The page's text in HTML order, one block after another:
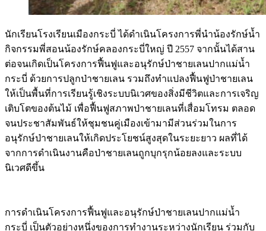
นักเรียนโรงเรียนเมืองกระบี่ ได้ดำเนินโครงการพี่นำน้องรักษ์น้ำ
กิจกรรมพี่สอนน้องรักษ์คลองกระบี่ใหญ่ ปี 2557 จากนั้นได้สาน
ต่อจนเกิดเป็นโครงการฟื้นฟูและอนุรักษ์ป่าชายเลนปากแม่น้ำ
กระบี่ ด้วยการปลูกป่าชายเลน รวมถึงทำแปลงฟื้นฟูป่าชายเลน
ให้เป็นพื้นที่การเรียนรู้เชิงระบบนิเวศของสิ่งมีชีวิตและการเจริญ
เติบโตของต้นไม้ เพื่อฟื้นฟูสภาพป่าชายเลนที่เสื่อมโทรม ตลอด
จนประชาสัมพันธ์ให้ชุมชนคู่เมืองเข้ามามีส่วนร่วมในการ
อนุรักษ์ป่าชายเลนให้เกิดประโยชน์สูงสุดในระยะยาว ผลที่ได้
จากการดำเนินงานคือป่าชายเลนถูกบุกรุกน้อยลงและระบบ
นิเวศดีขึ้น
การดำเนินโครงการฟื้นฟูและอนุรักษ์ป่าชายเลนปากแม่น้ำ
กระบี่ เป็นตัวอย่างหนึ่งของการทำงานระหว่างนักเรียน ร่วมกับ